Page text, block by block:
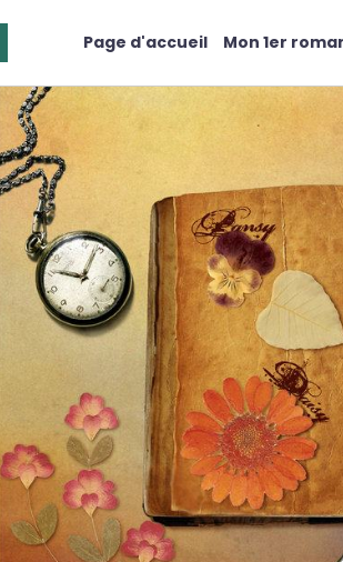
Page d'accueil Mon 1er